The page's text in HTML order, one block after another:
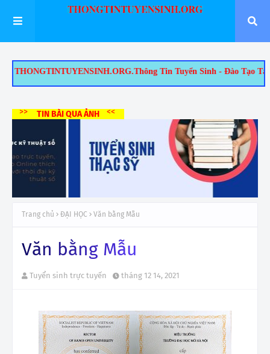
Tin Tuyển Sinh - Đào Tạo Tại
>> TIN BÀI QUA ẢNH <<
Trang chủ ĐẠI HỌC Văn bằng Mẫu
Văn bằng Mẫu
Tuyển sinh trực tuyến tháng 12 14, 2021